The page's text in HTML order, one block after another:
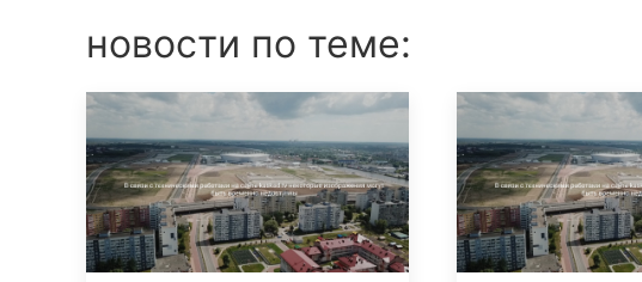
новости по теме: